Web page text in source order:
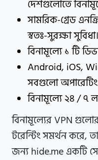
দেশগুলোতে
সামরিক-গ্রেড
স্বতঃ-সুরক্ষা সুবিধা।
বিনামূল্যে ১ টি
Android, iOS,
সবগুলো অপারেটিং
বিনামূল্যে ২৪ / ৭
বিনামূল্যের VPN
টরেন্টিং সমর্থন করে,
জন্য hide.me একটি